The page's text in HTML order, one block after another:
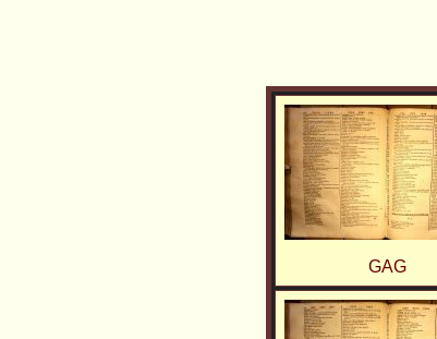
GAG